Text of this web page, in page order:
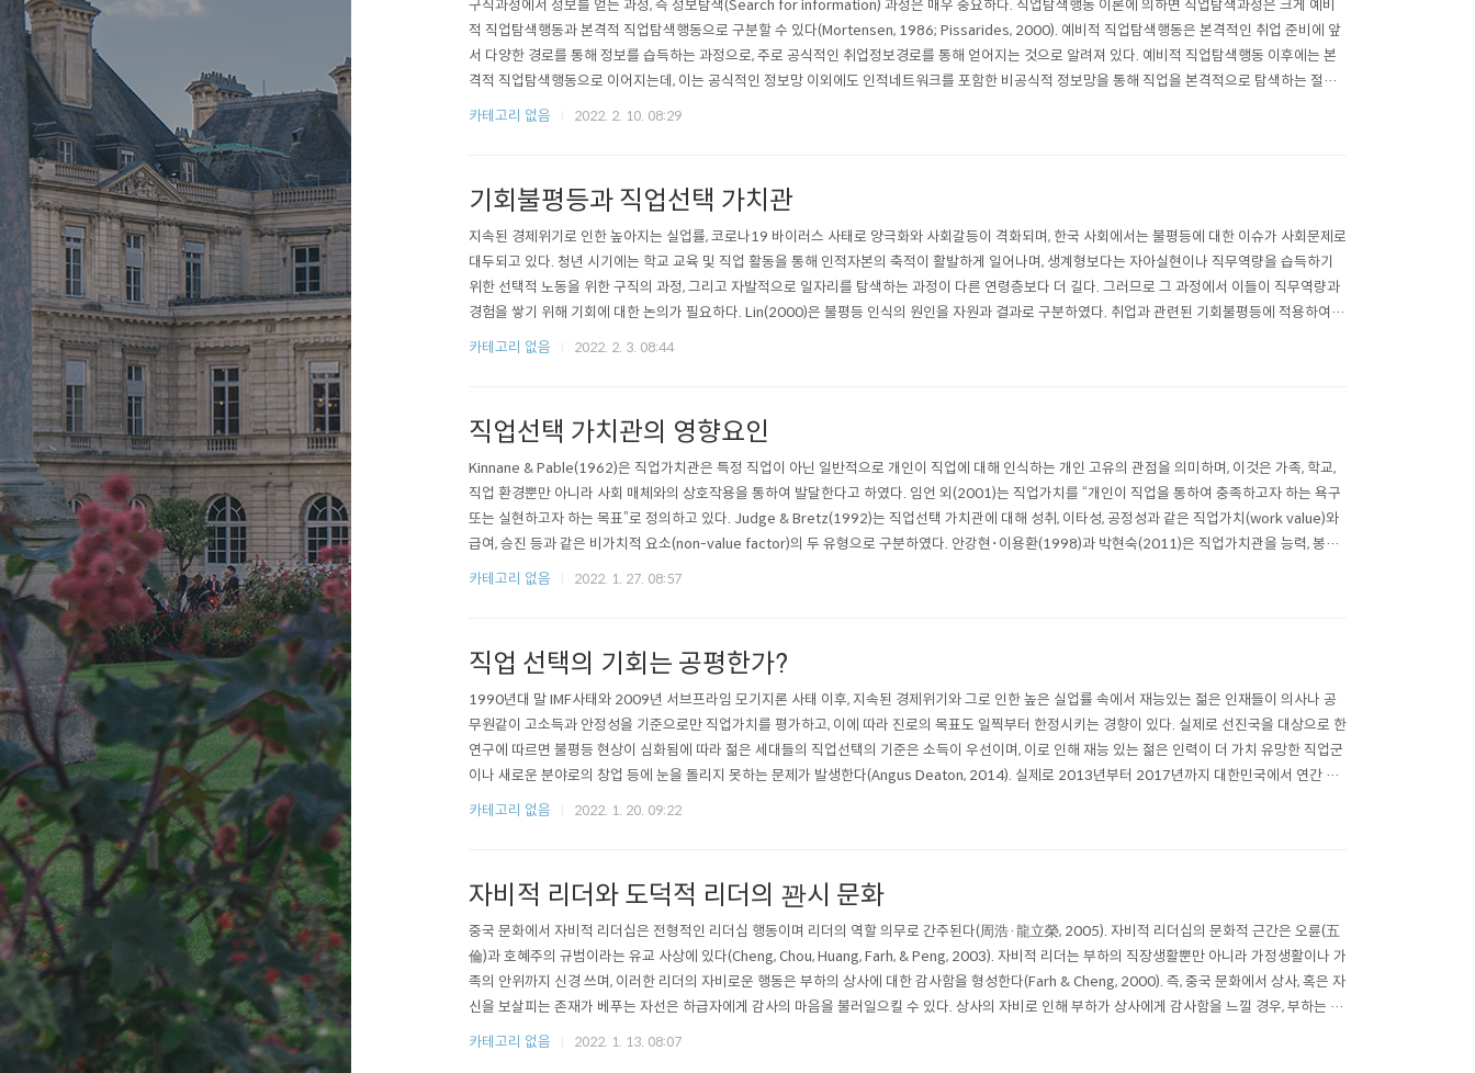
구직과정에서 정보를 얻는 과정, 즉 정보탐색(Search for information) 과정은 매우 중요하다. 직업탐색행동 이론에 의하면 직업탐색과정은 크게 예비
적 직업탐색행동과 본격적 직업탐색행동으로 구분할 수 있다(Mortensen, 1986; Pissarides, 2000). 예비적 직업탐색행동은 본격적인 취업 준비에 앞
서 다양한 경로를 통해 정보를 습득하는 과정으로, 주로 공식적인 취업정보경로를 통해 얻어지는 것으로 알려져 있다. 예비적 직업탐색행동 이후에는 본
격적 직업탐색행동으로 이어지는데, 이는 공식적인 정보망 이외에도 인적네트워크를 포함한 비공식적 정보망을 통해 직업을 본격적으로 탐색하는 절차
이며, 이는 원하는 직장에 이력서를 제출하거나 회사에 직접 문의하는 절차에 해당된다. 예비적 직업탐색..
카테고리 없음 2022. 2. 10. 08:29
기회불평등과 직업선택 가치관
지속된 경제위기로 인한 높아지는 실업률, 코로나19 바이러스 사태로 양극화와 사회갈등이 격화되며, 한국 사회에서는 불평등에 대한 이슈가 사회문제로
대두되고 있다. 청년 시기에는 학교 교육 및 직업 활동을 통해 인적자본의 축적이 활발하게 일어나며, 생계형보다는 자아실현이나 직무역량을 습득하기
위한 선택적 노동을 위한 구직의 과정, 그리고 자발적으로 일자리를 탐색하는 과정이 다른 연령층보다 더 길다. 그러므로 그 과정에서 이들이 직무역량과
경험을 쌓기 위해 기회에 대한 논의가 필요하다. Lin(2000)은 불평등 인식의 원인을 자원과 결과로 구분하였다. 취업과 관련된 기회불평등에 적용하여,
자원불평등과 결과 불평등이라는 두 하위개념을 구분하면, 첫째, 우선 소위 ‘스펙’이라고 불리는 취업에 필요한 자원을 얻..
카테고리 없음 2022. 2. 3. 08:44
직업선택 가치관의 영향요인
Kinnane & Pable(1962)은 직업가치관은 특정 직업이 아닌 일반적으로 개인이 직업에 대해 인식하는 개인 고유의 관점을 의미하며, 이것은 가족, 학교,
직업 환경뿐만 아니라 사회 매체와의 상호작용을 통하여 발달한다고 하였다. 임언 외(2001)는 직업가치를 “개인이 직업을 통하여 충족하고자 하는 욕구
또는 실현하고자 하는 목표”로 정의하고 있다. Judge & Bretz(1992)는 직업선택 가치관에 대해 성취, 이타성, 공정성과 같은 직업가치(work value)와
급여, 승진 등과 같은 비가치적 요소(non-value factor)의 두 유형으로 구분하였다. 안강현･이용환(1998)과 박현숙(2011)은 직업가치관을 능력, 봉사,
기여, 성취, 흥미와 관련된 내재적 가치관과 보수, 지위, ..
카테고리 없음 2022. 1. 27. 08:57
직업 선택의 기회는 공평한가?
1990년대 말 IMF사태와 2009년 서브프라임 모기지론 사태 이후, 지속된 경제위기와 그로 인한 높은 실업률 속에서 재능있는 젊은 인재들이 의사나 공
무원같이 고소득과 안정성을 기준으로만 직업가치를 평가하고, 이에 따라 진로의 목표도 일찍부터 한정시키는 경향이 있다. 실제로 선진국을 대상으로 한
연구에 따르면 불평등 현상이 심화됨에 따라 젊은 세대들의 직업선택의 기준은 소득이 우선이며, 이로 인해 재능 있는 젊은 인력이 더 가치 유망한 직업군
이나 새로운 분야로의 창업 등에 눈을 돌리지 못하는 문제가 발생한다(Angus Deaton, 2014). 실제로 2013년부터 2017년까지 대한민국에서 연간 평
균 약 44만 명의 공시생이 발생한 바 있다(김향덕･이대중, 2018). 공무원, 대기업 등의 안정적인 ..
카테고리 없음 2022. 1. 20. 09:22
자비적 리더와 도덕적 리더의 꽌시 문화
중국 문화에서 자비적 리더십은 전형적인 리더십 행동이며 리더의 역할 의무로 간주된다(周浩·龍立榮, 2005). 자비적 리더십의 문화적 근간은 오륜(五
倫)과 호혜주의 규범이라는 유교 사상에 있다(Cheng, Chou, Huang, Farh, & Peng, 2003). 자비적 리더는 부하의 직장생활뿐만 아니라 가정생활이나 가
족의 안위까지 신경 쓰며, 이러한 리더의 자비로운 행동은 부하의 상사에 대한 감사함을 형성한다(Farh & Cheng, 2000). 즉, 중국 문화에서 상사, 혹은 자
신을 보살피는 존재가 베푸는 자선은 하급자에게 감사의 마음을 불러일으킬 수 있다. 상사의 자비로 인해 부하가 상사에게 감사함을 느낄 경우, 부하는 상
사에게 충성하고, 또는 상사의 요구에 순종하고(Yang, 1993), 공식적..
카테고리 없음 2022. 1. 13. 08:07